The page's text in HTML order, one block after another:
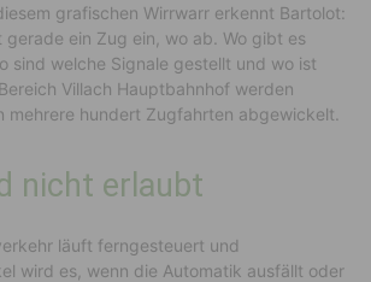
grafischen Wirrwarr erkennt Bartolot:
ein Zug ein, wo ab. Wo gibt es
sind welche Signale gestellt und wo ist
Villach Hauptbahnhof werden
mehrere hundert Zugfahrten abgewickelt.
nicht erlaubt
läuft ferngesteuert und
wird es, wenn die Automatik ausfällt oder